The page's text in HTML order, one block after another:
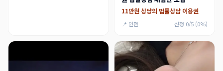
11만원 상당의 법률상담 이용권
📍 인천 신청 0/5 (0%)